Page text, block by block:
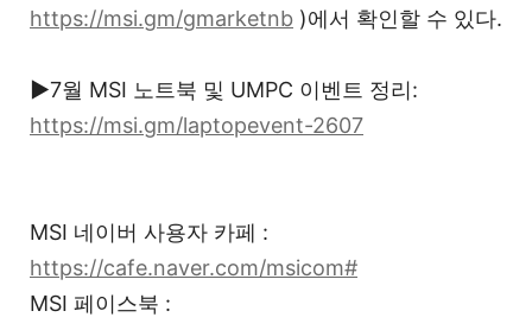
https://msi.gm/gmarketnb )에서 확인할 수 있다.
▶7월 MSI 노트북 및 UMPC 이벤트 정리:
https://msi.gm/laptopevent-2607
MSI 네이버 사용자 카페 :
https://cafe.naver.com/msicom#
MSI 페이스북 :